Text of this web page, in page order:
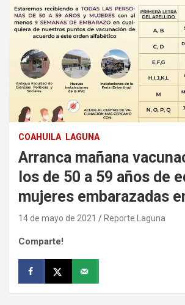
COAHUILA LAGUNA
Arranca mañana
los de 50 a 59 años de
mujeres embarazadas
14 de mayo de 2021 Reporte Laguna
Comparte!